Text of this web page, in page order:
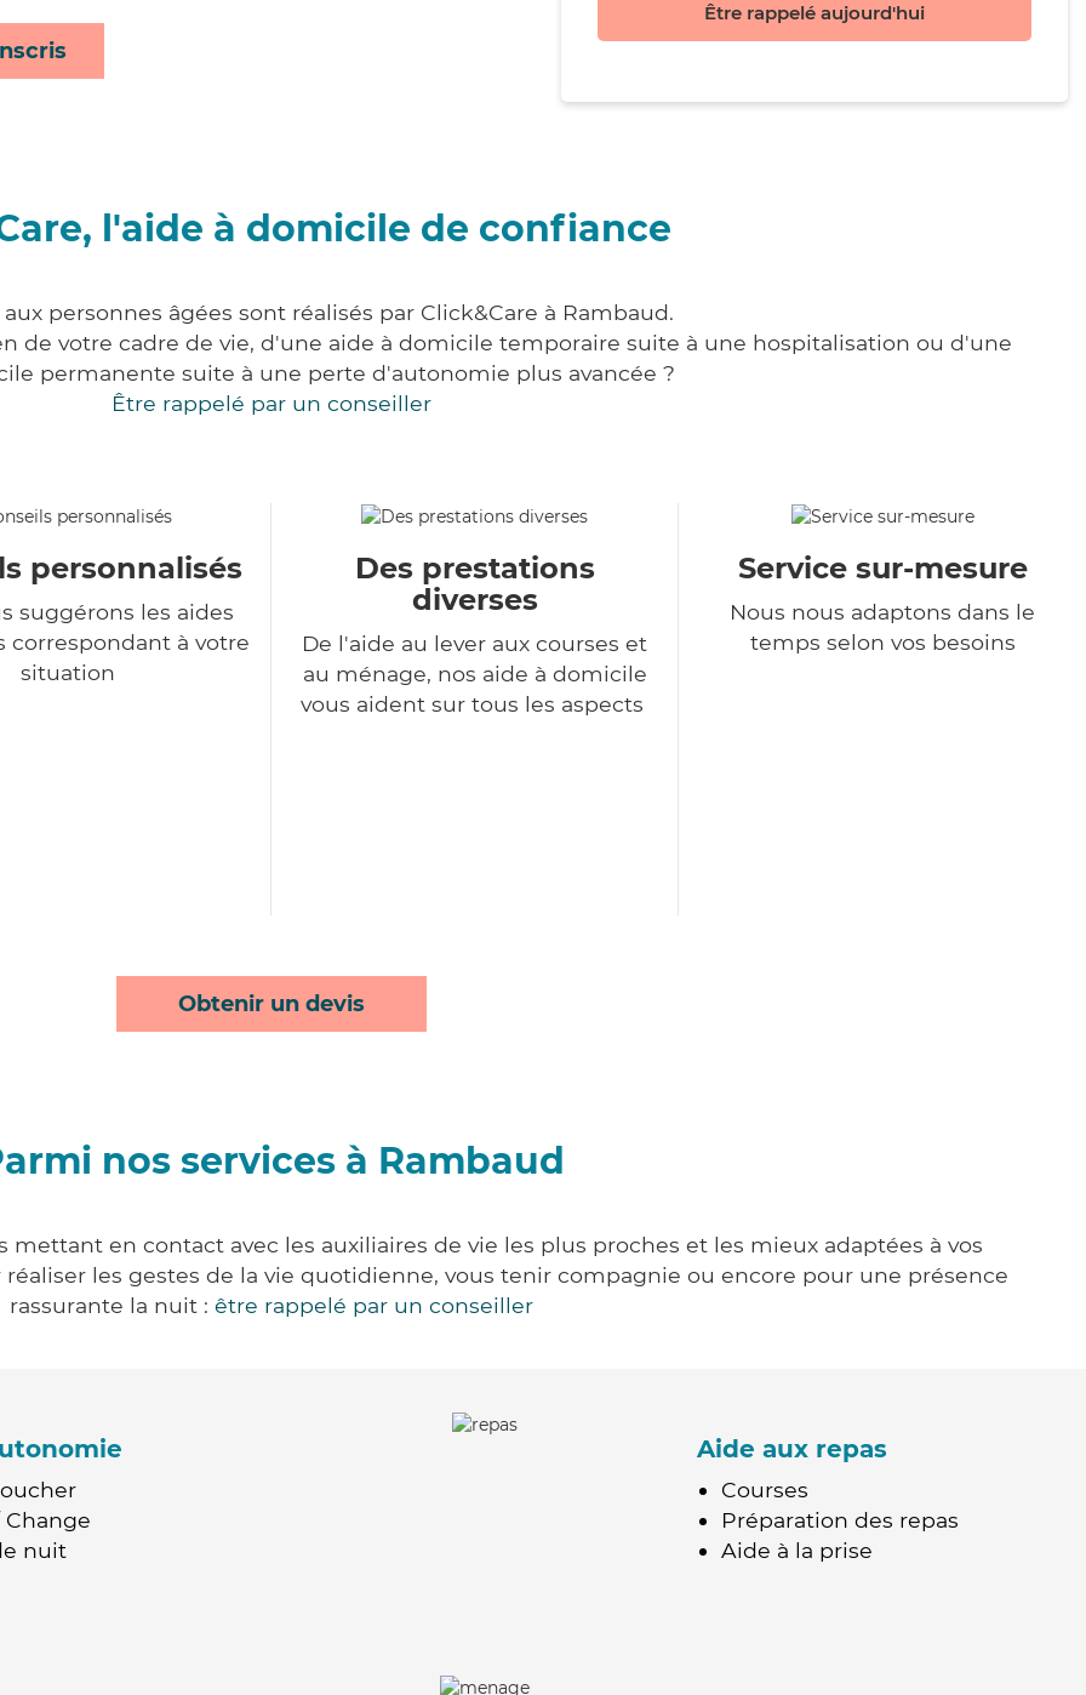
Être rappelé aujourd'hui
l'aide à domicile de confiance
aux personnes âgées sont réalisés par Click&Care à Rambaud.
de votre cadre de vie, d'une aide à domicile temporaire suite à une hospitalisation ou d'une
permanente suite à une perte d'autonomie plus avancée ?
Être rappelé par un conseiller
personnalisés
suggérons les aides
correspondant à votre
situation
Des prestations
diverses
De l'aide au lever aux courses et
au ménage, nos aide à domicile
vous aident sur tous les aspects
Service sur-mesure
Nous nous adaptons dans le
temps selon vos besoins
Obtenir un devis
nos services à Rambaud
mettant en contact avec les auxiliaires de vie les plus proches et les mieux adaptées à vos
les gestes de la vie quotidienne, vous tenir compagnie ou encore pour une présence
rassurante la nuit : être rappelé par un conseiller
nuit
Aide aux repas
Courses
Préparation des repas
Aide à la prise